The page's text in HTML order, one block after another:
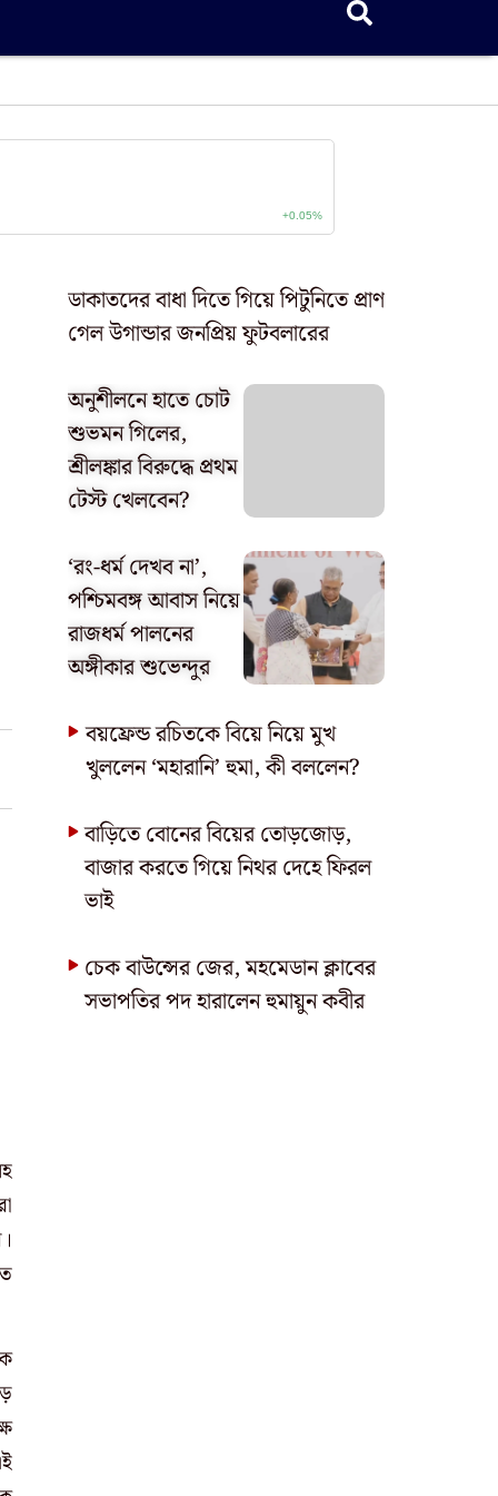
ডাকাতদের বাধা দিতে গিয়ে পিটুনিতে প্রাণ
গেল উগান্ডার জনপ্রিয় ফুটবলারের
অনুশীলনে হাতে চোট
শুভমন গিলের,
শ্রীলঙ্কার বিরুদ্ধে প্রথম
টেস্ট খেলবেন?
‘রং-ধর্ম দেখব না’,
পশ্চিমবঙ্গ আবাস নিয়ে
রাজধর্ম পালনের
অঙ্গীকার শুভেন্দুর
বয়ফ্রেন্ড রচিতকে বিয়ে নিয়ে মুখ
খুললেন ‘মহারানি’ হুমা, কী বললেন?
বাড়িতে বোনের বিয়ের তোড়জোড়,
বাজার করতে গিয়ে নিথর দেহে ফিরল
ভাই
চেক বাউন্সের জের, মহমেডান ক্লাবের
সভাপতির পদ হারালেন হুমায়ুন কবীর